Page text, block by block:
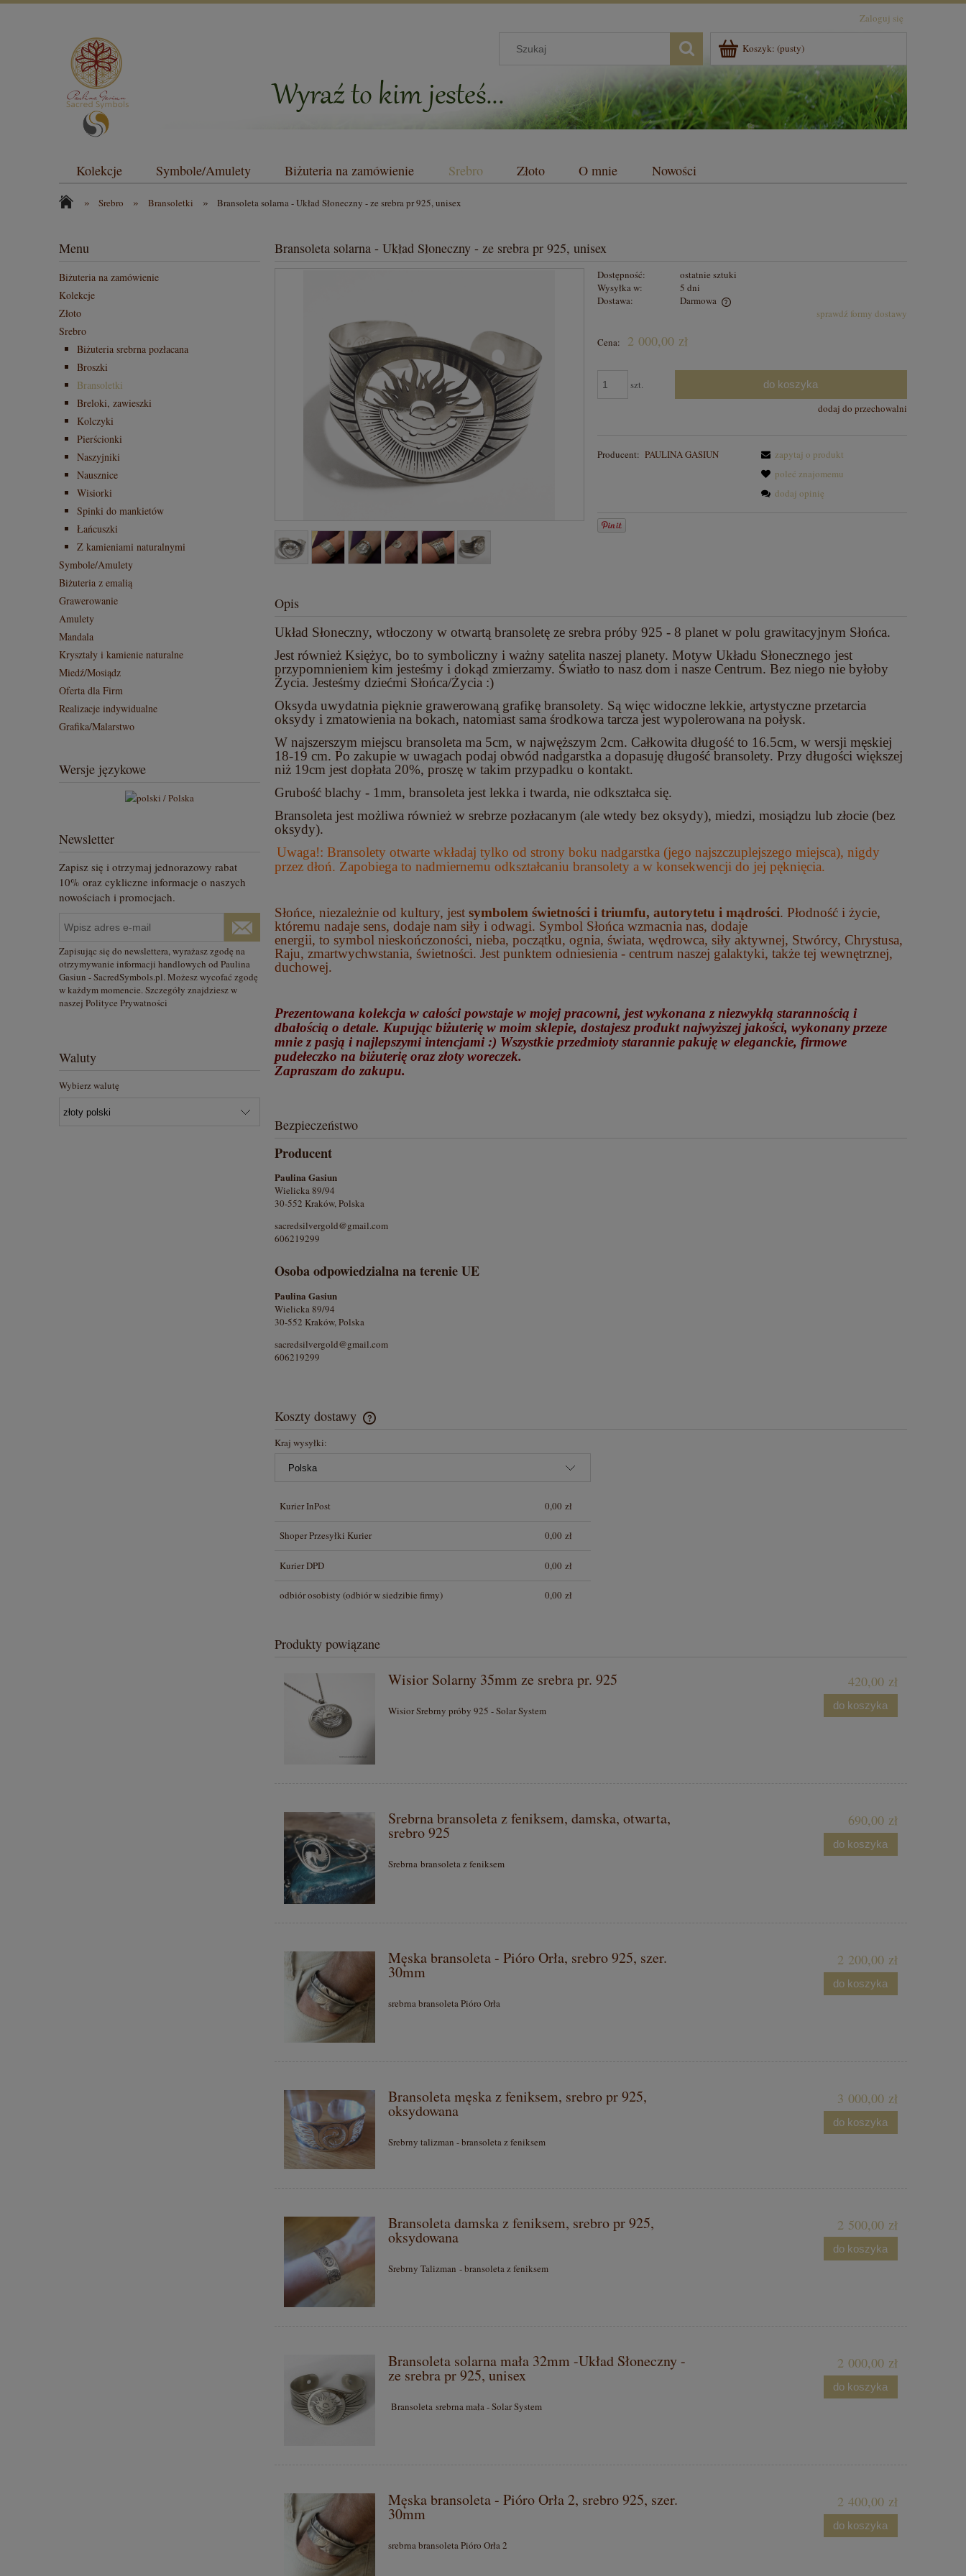
Zaloguj się
Koszyk: (pusty)
Kolekcje Symbole/Amulety Biżuteria na zamówienie Srebro Złoto O mnie Nowości
» Srebro » Bransoletki » Bransoleta solarna - Układ Słoneczny - ze srebra pr 925, unisex
Menu
Biżuteria na zamówienie
Kolekcje
Złoto
Srebro
Biżuteria srebrna pozłacana
Broszki
Bransoletki
Breloki, zawieszki
Kolczyki
Pierścionki
Naszyjniki
Nausznice
Wisiorki
Spinki do mankietów
Łańcuszki
Z kamieniami naturalnymi
Symbole/Amulety
Biżuteria z emalią
Grawerowanie
Amulety
Mandala
Kryształy i kamienie naturalne
Miedź/Mosiądz
Oferta dla Firm
Realizacje indywidualne
Grafika/Malarstwo
Wersje językowe
Newsletter
Zapisz się i otrzymaj jednorazowy rabat
10% oraz cykliczne informacje o naszych
nowościach i promocjach.
Zapisując się do newslettera, wyrażasz zgodę na
otrzymywanie informacji handlowych od Paulina
Gasiun - SacredSymbols.pl. Możesz wycofać zgodę
w każdym momencie. Szczegóły znajdziesz w
naszej Polityce Prywatności
Waluty
Wybierz walutę
Bransoleta solarna - Układ Słoneczny - ze srebra pr 925, unisex
Dostępność:
ostatnie sztuki
Wysyłka w:
5 dni
Dostawa:
Darmowa
sprawdź formy dostawy
Cena: 2 000,00 zł
szt. do koszyka
dodaj do przechowalni
Producent: PAULINA GASIUN
zapytaj o produkt
poleć znajomemu
dodaj opinię
Opis
Układ Słoneczny, wtłoczony w otwartą bransoletę ze srebra próby 925 - 8 planet w polu grawitacyjnym Słońca.
Jest również Księżyc, bo to symboliczny i ważny satelita naszej planety. Motyw Układu Słonecznego jest
przypomnieniem kim jesteśmy i dokąd zmierzamy. Światło to nasz dom i nasze Centrum. Bez niego nie byłoby
Życia. Jesteśmy dziećmi Słońca/Życia :)
Oksyda uwydatnia pięknie grawerowaną grafikę bransolety. Są więc widoczne lekkie, artystyczne przetarcia
oksydy i zmatowienia na bokach, natomiast sama środkowa tarcza jest wypolerowana na połysk.
W najszerszym miejscu bransoleta ma 5cm, w najwęższym 2cm. Całkowita długość to 16.5cm, w wersji męskiej
18-19 cm. Po zakupie w uwagach podaj obwód nadgarstka a dopasuję długość bransolety. Przy długości większej
niż 19cm jest dopłata 20%, proszę w takim przypadku o kontakt.
Grubość blachy - 1mm, bransoleta jest lekka i twarda, nie odkształca się.
Bransoleta jest możliwa również w srebrze pozłacanym (ale wtedy bez oksydy), miedzi, mosiądzu lub złocie (bez
oksydy).
Uwaga!: Bransolety otwarte wkładaj tylko od strony boku nadgarstka (jego najszczuplejszego miejsca), nigdy
przez dłoń. Zapobiega to nadmiernemu odkształcaniu bransolety a w konsekwencji do jej pęknięcia.
Słońce, niezależnie od kultury, jest symbolem świetności i triumfu, autorytetu i mądrości. Płodność i życie,
któremu nadaje sens, dodaje nam siły i odwagi. Symbol Słońca wzmacnia nas, dodaje
energii, to symbol nieskończoności, nieba, początku, ognia, świata, wędrowca, siły aktywnej, Stwórcy, Chrystusa,
Raju, zmartwychwstania, świetności. Jest punktem odniesienia - centrum naszej galaktyki, także tej wewnętrznej,
duchowej.
Prezentowana kolekcja w całości powstaje w mojej pracowni, jest wykonana z niezwykłą starannością i
dbałością o detale. Kupując biżuterię w moim sklepie, dostajesz produkt najwyższej jakości, wykonany przeze
mnie z pasją i najlepszymi intencjami :) Wszystkie przedmioty starannie pakuję w eleganckie, firmowe
pudełeczko na biżuterię oraz złoty woreczek.
Zapraszam do zakupu.
Bezpieczeństwo
Producent
Paulina Gasiun
Wielicka 89/94
30-552 Kraków, Polska
sacredsilvergold@gmail.com
606219299
Osoba odpowiedzialna na terenie UE
Paulina Gasiun
Wielicka 89/94
30-552 Kraków, Polska
sacredsilvergold@gmail.com
606219299
Koszty dostawy
Kraj wysyłki:
Kurier InPost 0,00 zł
Shoper Przesyłki Kurier 0,00 zł
Kurier DPD 0,00 zł
odbiór osobisty (odbiór w siedzibie firmy) 0,00 zł
Produkty powiązane
Wisior Solarny 35mm ze srebra pr. 925
Wisior Srebrny próby 925 - Solar System
420,00 zł
do koszyka
Srebrna bransoleta z feniksem, damska, otwarta,
srebro 925
Srebrna bransoleta z feniksem
690,00 zł
do koszyka
Męska bransoleta - Pióro Orła, srebro 925, szer.
30mm
srebrna bransoleta Pióro Orła
2 200,00 zł
do koszyka
Bransoleta męska z feniksem, srebro pr 925,
oksydowana
Srebrny talizman - bransoleta z feniksem
3 000,00 zł
do koszyka
Bransoleta damska z feniksem, srebro pr 925,
oksydowana
Srebrny Talizman - bransoleta z feniksem
2 500,00 zł
do koszyka
Bransoleta solarna mała 32mm -Układ Słoneczny -
ze srebra pr 925, unisex
Bransoleta srebrna mała - Solar System
2 000,00 zł
do koszyka
Męska bransoleta - Pióro Orła 2, srebro 925, szer.
30mm
srebrna bransoleta Pióro Orła 2
2 400,00 zł
do koszyka